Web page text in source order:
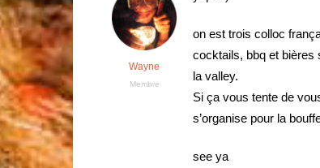
Wayne
Membre
on est trois colloc
cocktails, bbq et
la valley.
Si ça vous tente de
s’organise pour la
see ya